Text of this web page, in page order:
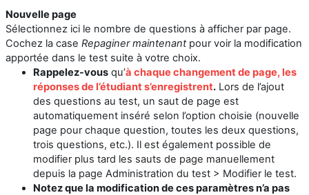
Nouvelle page
Sélectionnez ici le nombre de questions à afficher par page.
Cochez la case Repaginer maintenantpour voir la modification
apportée dans le test suite à votre choix.
Rappelez-vous qu’à chaque changement de page, les
réponses de l’étudiant s’enregistrent. Lors de l’ajout
des questions au test, un saut de page est
automatiquement inséré selon l’option choisie (nouvelle
page pour chaque question, toutes les deux questions,
trois questions, etc.). Il est également possible de
modifier plus tard les sauts de page manuellement
depuis la page Administration du test > Modifier le test.
Notez que la modification de ces paramètres n’a pas